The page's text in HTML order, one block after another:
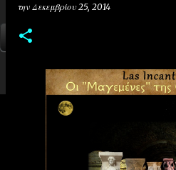
ΑΡΧΙΚΗ
την Δεκεμβρίου 25, 2014